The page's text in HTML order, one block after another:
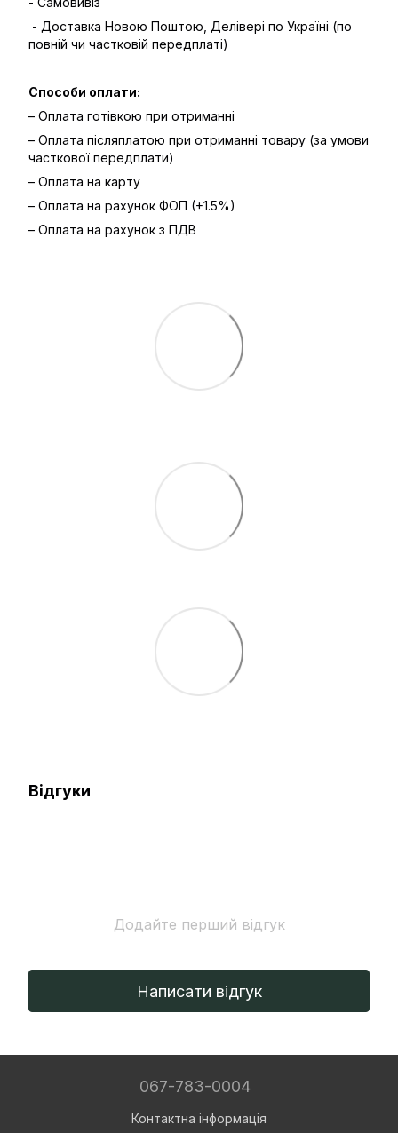
- Доставка Новою Поштою, Делівері по Україні (по
повній чи частковій передплаті)
Способи оплати:
– Оплата готівкою при отриманні
– Оплата післяплатою при отриманні товару (за умови
часткової передплати)
– Оплата на карту
– Оплата на рахунок ФОП (+1.5%)
– Оплата на рахунок з ПДВ
Відгуки
Додайте перший відгук
Написати відгук
067-783-0004
Контактна інформація